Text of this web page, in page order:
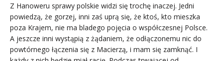
Z Hanoweru sprawy polskie widzi się trochę inaczej. Jedni
powiedzą, że gorzej, inni zaś uprą się, że ktoś, kto mieszka
poza Krajem, nie ma bladego pojęcia o współczesnej Polsce.
A jeszcze inni wystąpią z żądaniem, że odłączonemu nic do
powtórnego łączenia się z Macierzą, i mam się zamknąć. I